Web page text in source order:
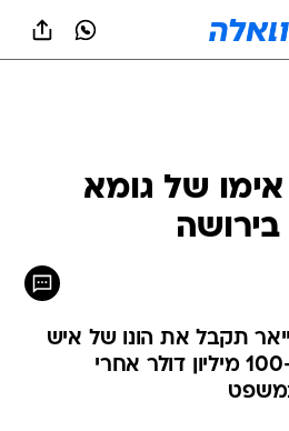
אימו של גומא
תקבל את הונו של איש
העסקים, שנאמד בכ-100 מיליון דולר אחרי